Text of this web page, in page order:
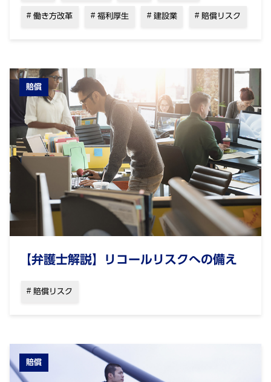
働き方改革 福利厚生 建設業 賠償リスク
賠償
【弁護士解説】リコールリスクへの備え
賠償リスク
賠償